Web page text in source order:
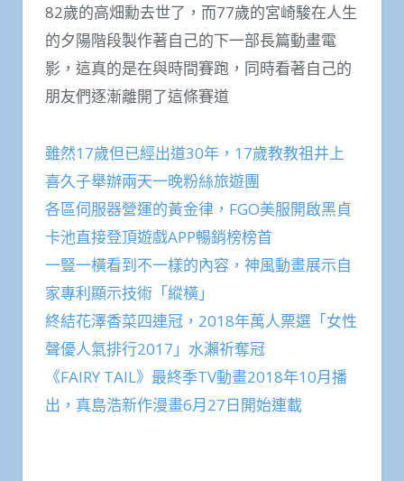
82歲的高畑勳去世了，而77歲的宮崎駿在人生
的夕陽階段製作著自己的下一部長篇動畫電
影，這真的是在與時間賽跑，同時看著自己的
朋友們逐漸離開了這條賽道
雖然17歲但已經出道30年，17歲教教祖井上
喜久子舉辦兩天一晚粉絲旅遊團
各區伺服器營運的黃金律，FGO美服開啟黑貞
卡池直接登頂遊戲APP暢銷榜榜首
一豎一橫看到不一樣的內容，神風動畫展示自
家專利顯示技術「縱橫」
終結花澤香菜四連冠，2018年萬人票選「女性
聲優人氣排行2017」水瀨祈奪冠
《FAIRY TAIL》最終季TV動畫2018年10月播
出，真島浩新作漫畫6月27日開始連載